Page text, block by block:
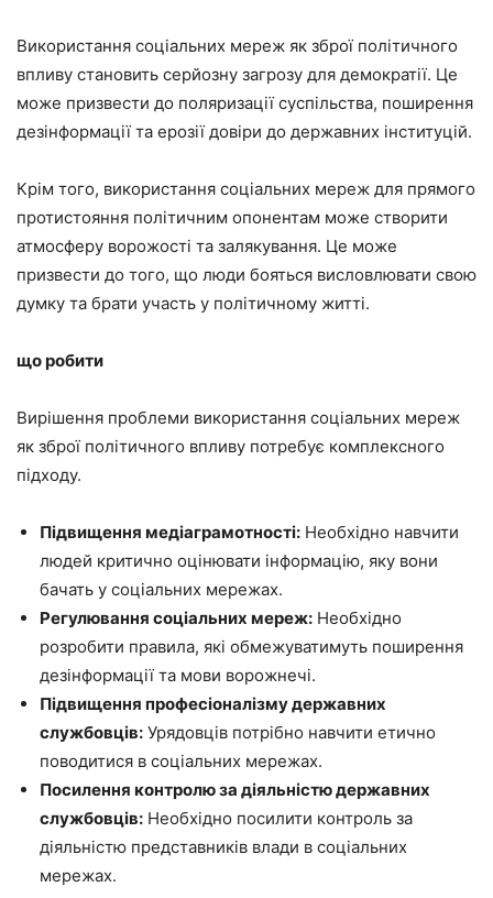
Використання соціальних мереж як зброї політичного
впливу становить серйозну загрозу для демократії. Це
може призвести до поляризації суспільства, поширення
дезінформації та ерозії довіри до державних інституцій.
Крім того, використання соціальних мереж для прямого
протистояння політичним опонентам може створити
атмосферу ворожості та залякування. Це може
призвести до того, що люди бояться висловлювати свою
думку та брати участь у політичному житті.
що робити
Вирішення проблеми використання соціальних мереж
як зброї політичного впливу потребує комплексного
підходу.
Підвищення медіаграмотності: Необхідно навчити
людей критично оцінювати інформацію, яку вони
бачать у соціальних мережах.
Регулювання соціальних мереж: Необхідно
розробити правила, які обмежуватимуть поширення
дезінформації та мови ворожнечі.
Підвищення професіоналізму державних
службовців: Урядовців потрібно навчити етично
поводитися в соціальних мережах.
Посилення контролю за діяльністю державних
службовців: Необхідно посилити контроль за
діяльністю представників влади в соціальних
мережах.